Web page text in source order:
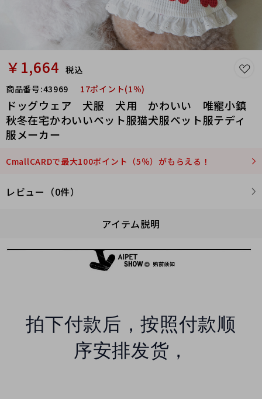
￥1,664 税込
商品番号:43969 17ポイント(1％)
ドッグウェア 犬服 犬用 かわいい 唯寵小鎮
秋冬在宅かわいいペット服猫犬服ペット服テディ
服メーカー
CmallCARDで最大100ポイント（5％）がもらえる！
レビュー（0件）
アイテム説明
序安排发货，
7~72小时左右发货
服
建议零售价 32 元